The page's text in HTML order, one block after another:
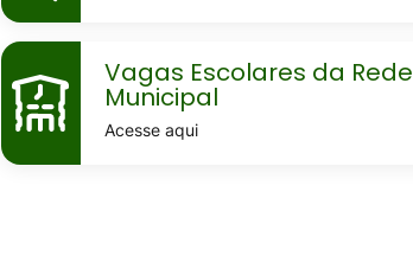
MaskVagas-
escolares-
da-
rede-
Vagas Escolares da Rede
Municipal
Acesse aqui